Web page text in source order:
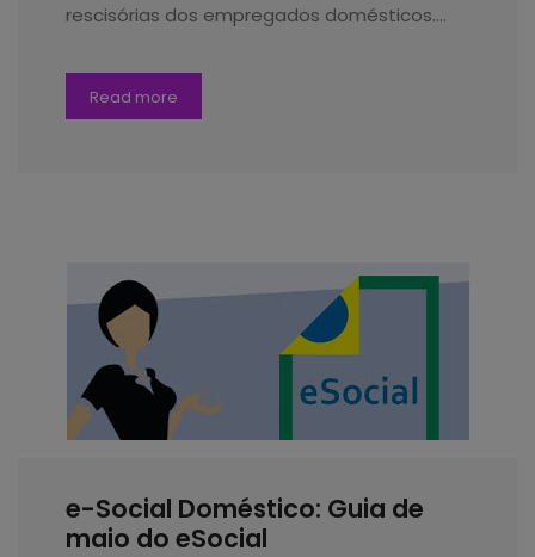
rescisórias dos empregados domésticos.…
Read more
e-Social Doméstico: Guia de
maio do eSocial